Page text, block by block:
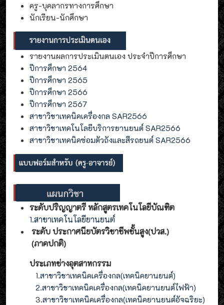
ครู-บุคลากรทางการศึกษา
นักเรียน-นักศึกษา
รายงานผลการประเมินตนเอง ประจำปีการศึกษา
ปีการศึกษา 2564
ปีการศึกษา 2565
ปีการศึกษา 2566
ปีการศึกษา 2567
สาขาวิชาเทคนิคเครื่องกล SAR2566
สาขาวิชาเทคโนโลยีบริการยานยนต์ SAR2566
สาขาวิชาเทคนิคซ่อมตัวถังและสีรถยนต์ SAR2566
ระดับปริญญาตรี หลักสูตรเทคโนโลยีบัณฑิต
1.สาขาเทคโนโลยียานยนต์
ระดับ ประกาศนียบัตรวิชาชีพชั้นสูง(ปวส.)
(ภาคปกติ)
ประเภทช่างอุตสาหกรรม
1.สาขาวิชาเทคนิคเครื่องกล(เทคนิคยานยนต์)
2.สาขาวิชาเทคนิคเครื่องกล(เทคนิคยานยนต์ไฟฟ้า)
3.สาขาวิชาเทคนิคเครื่องกล(เทคนิคยานยนต์อัจฉริยะ)